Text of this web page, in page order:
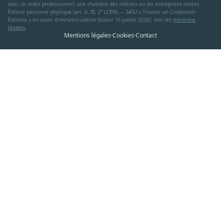
avec un ordre professionnel, une chambre des métiers ou les entreprises listées.
Éditeur personne physique (art. 6, III, 2° LCEN) — SASU « Trouver un Cordonnier
Éditions » en cours d'immatriculation (butoir 16 juillet 2026). Voir les mentions
légales.
Mentions légales·Cookies·Contact